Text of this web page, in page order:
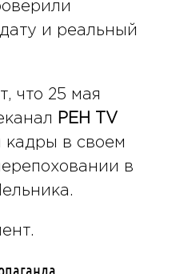
и реальный
что 25 мая
РЕН TV
кадры в своем
в